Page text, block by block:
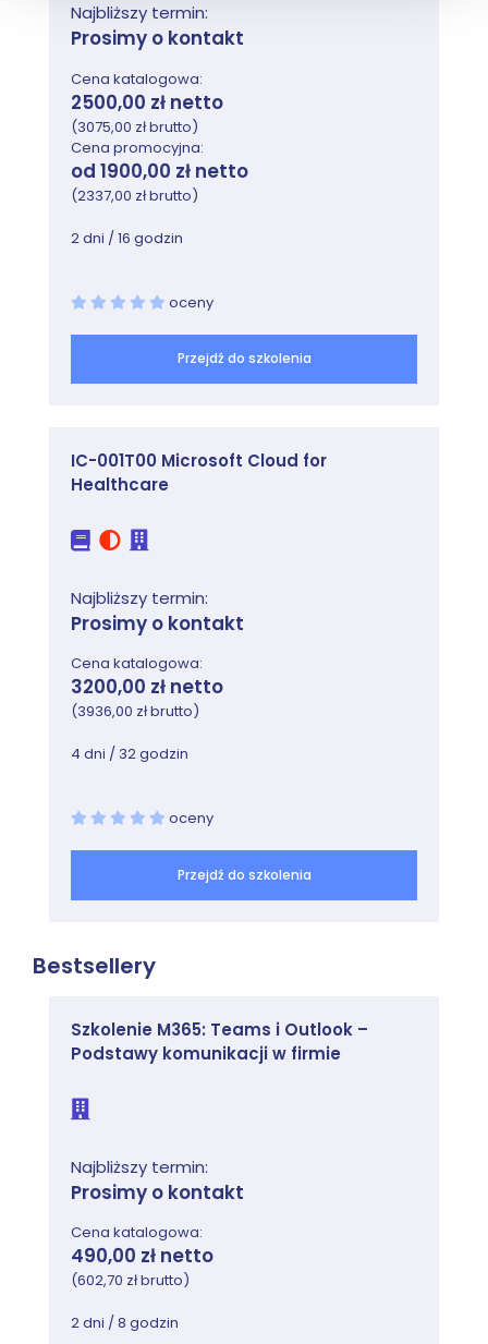
Najbliższy termin:
Prosimy o kontakt
Cena katalogowa:
2500,00 zł netto
(3075,00 zł brutto)
Cena promocyjna:
od 1900,00 zł netto
(2337,00 zł brutto)
2 dni / 16 godzin
oceny
Przejdź do szkolenia
IC-001T00 Microsoft Cloud for
Healthcare
Najbliższy termin:
Prosimy o kontakt
Cena katalogowa:
3200,00 zł netto
(3936,00 zł brutto)
4 dni / 32 godzin
oceny
Przejdź do szkolenia
Bestsellery
Szkolenie M365: Teams i Outlook –
Podstawy komunikacji w firmie
Najbliższy termin:
Prosimy o kontakt
Cena katalogowa:
490,00 zł netto
(602,70 zł brutto)
2 dni / 8 godzin